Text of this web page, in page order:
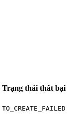
Trạng thái thất bại
TO_CREATE_FAILED